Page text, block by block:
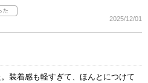
2025/12/01
装着感も軽すぎて、ほんとにつけて